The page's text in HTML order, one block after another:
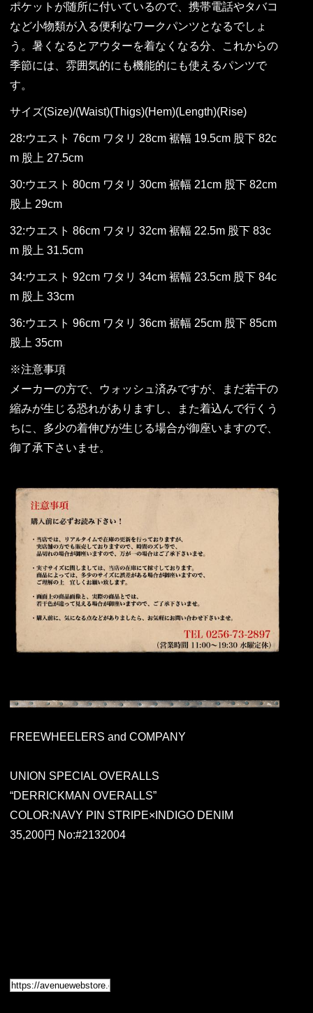
ポケットが随所に付いているので、携帯電話やタバコ
など小物類が入る便利なワークパンツとなるでしょ
う。暑くなるとアウターを着なくなる分、これからの
季節には、雰囲気的にも機能的にも使えるパンツで
す。
サイズ(Size)/(Waist)(Thigs)(Hem)(Length)(Rise)
28:ウエスト 76cm ワタリ 28cm 裾幅 19.5cm 股下 82c
m 股上 27.5cm
30:ウエスト 80cm ワタリ 30cm 裾幅 21cm 股下 82cm
股上 29cm
32:ウエスト 86cm ワタリ 32cm 裾幅 22.5m 股下 83c
m 股上 31.5cm
34:ウエスト 92cm ワタリ 34cm 裾幅 23.5cm 股下 84c
m 股上 33cm
36:ウエスト 96cm ワタリ 36cm 裾幅 25cm 股下 85cm
股上 35cm
※注意事項
メーカーの方で、ウォッシュ済みですが、まだ若干の
縮みが生じる恐れがありますし、また着込んで行くう
ちに、多少の着伸びが生じる場合が御座いますので、
御了承下さいませ。
FREEWHEELERS and COMPANY
UNION SPECIAL OVERALLS
“DERRICKMAN OVERALLS”
COLOR:NAVY PIN STRIPE×INDIGO DENIM
35,200円 No:#2132004